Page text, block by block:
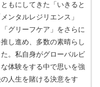
もにしてきた「いきると
ンタルレジリエンス」
「グリーフケア」をさらに
し進め、多数の素晴らし
。私自身がグローバルビ
体験をする中で思いを強
人生を賭ける決意をす